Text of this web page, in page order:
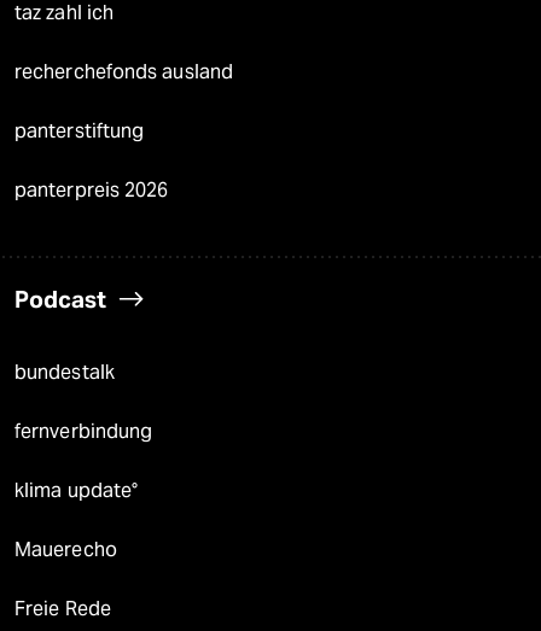
taz zahl ich
recherchefonds ausland
panterstiftung
panterpreis 2026
Podcast
bundestalk
fernverbindung
klima update°
Mauerecho
Freie Rede